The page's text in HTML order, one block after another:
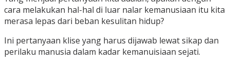
cara melakukan hal-hal di luar nalar kemanusiaan itu kita
merasa lepas dari beban kesulitan hidup?
Ini pertanyaan klise yang harus dijawab lewat sikap dan
perilaku manusia dalam kadar kemanuisiaan sejati.